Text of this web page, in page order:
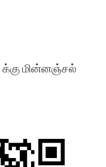
க்கு மின்னஞ்சல்